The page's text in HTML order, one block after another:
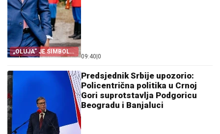
„OLUJA” JE SIMBOL
PROGONA
09:40 0
Predsjednik Srbije upozorio:
Policentrična politika u Crnoj
Gori suprotstavlja Podgoricu
Beogradu i Banjaluci